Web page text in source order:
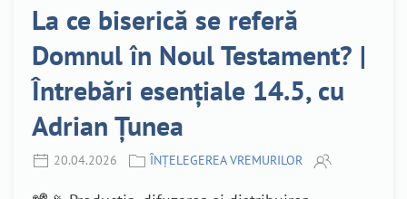
La ce biserică se referă
Domnul în Noul Testament? |
Întrebări esențiale 14.5, cu
Adrian Țunea
20.04.2026 ÎNȚELEGEREA VREMURILOR